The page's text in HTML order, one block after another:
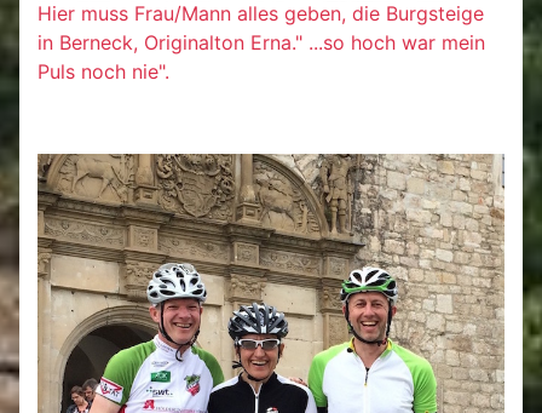
Hier muss Frau/Mann alles geben, die Burgsteige
in Berneck, Originalton Erna." ...so hoch war mein
Puls noch nie".